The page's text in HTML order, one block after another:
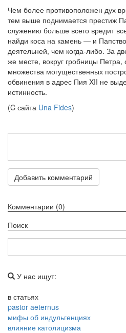
Чем более противоположен дух
тем выше поднимается престиж
служению больше всего вредит
найди коса на камень — и
деятельней, чем когда-либо. За
же месте, вокруг гробницы
множества могущественных
обвинения в адрес Пия XII не
истинность.
(C сайта Una Fides)
Добавить комментарий
Комментарии (0)
Поиск
У нас ищут:
в статьях
pastor aeternus
мифы об индульгенциях
влияние католицизма